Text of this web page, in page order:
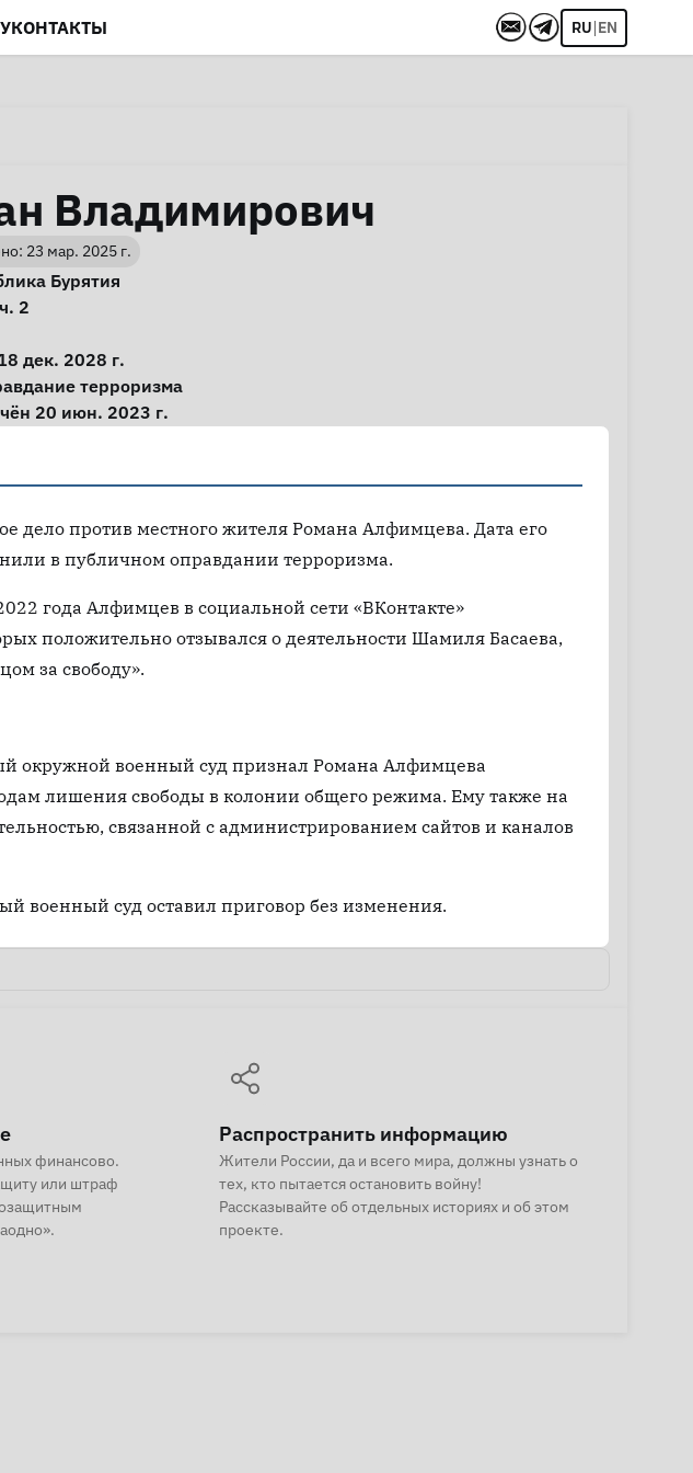
КОНТАКТЫ RU|EN
Владимирович
23 мар. 2025 г.
Бурятия
2
дек. 2028 г.
терроризма
20 июн. 2023 г.
дело против местного жителя Романа Алфимцева. Дата его
в публичном оправдании терроризма.
года Алфимцев в социальной сети «ВКонтакте»
положительно отзывался о деятельности Шамиля Басаева,
за свободу».
окружной военный суд признал Романа Алфимцева
лишения свободы в колонии общего режима. Ему также на
связанной с администрированием сайтов и каналов
военный суд оставил приговор без изменения.
финансово.
или штраф
Распространить информацию
Жители России, да и всего мира, должны узнать о
тех, кто пытается остановить войну!
Рассказывайте об отдельных историях и об этом
проекте.